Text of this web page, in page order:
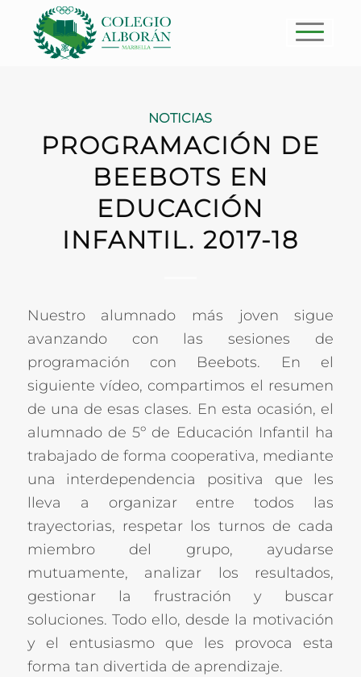
NOTICIAS
PROGRAMACIÓN DE
BEEBOTS EN
EDUCACIÓN
INFANTIL. 2017-18
Nuestro alumnado más joven sigue
avanzando con las sesiones de
programación con Beebots. En el
siguiente vídeo, compartimos el resumen
de una de esas clases. En esta ocasión, el
alumnado de 5º de Educación Infantil ha
trabajado de forma cooperativa, mediante
una interdependencia positiva que les
lleva a organizar entre todos las
trayectorias, respetar los turnos de cada
miembro del grupo, ayudarse
mutuamente, analizar los resultados,
gestionar la frustración y buscar
soluciones. Todo ello, desde la motivación
y el entusiasmo que les provoca esta
forma tan divertida de aprendizaje.